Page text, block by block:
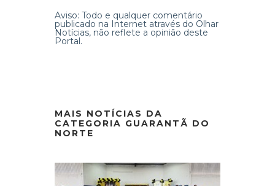
Aviso: Todo e qualquer comentário
publicado na Internet através do Olhar
Notícias, não reflete a opinião deste
Portal.
MAIS NOTÍCIAS DA
CATEGORIA GUARANTÃ DO
NORTE